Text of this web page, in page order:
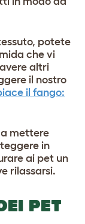
potete
che vi
altri
il nostro
il fango:
mettere
in
ai pet un
rilassarsi.
PET